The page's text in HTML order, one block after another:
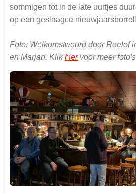
sommigen tot in de late uurtjes
op een geslaagde nieuwjaarsborrel!
Foto: Welkomstwoord door Roelof
en Marjan. Klikhiervoor meer foto's